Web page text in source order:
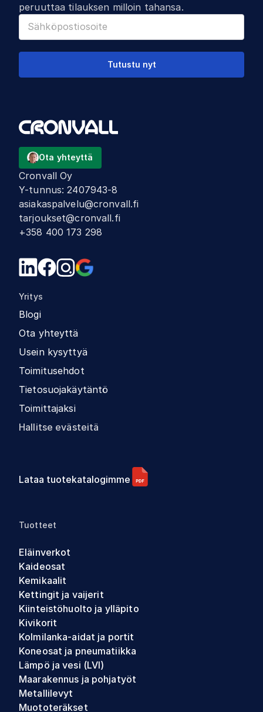
peruuttaa tilauksen milloin tahansa.
Tutustu nyt
Ota yhteyttä
Cronvall Oy
Y-tunnus:2407943-8
asiakaspalvelu@cronvall.fi
tarjoukset@cronvall.fi
+358 400 173 298
Yritys
Blogi
Ota yhteyttä
Usein kysyttyä
Toimitusehdot
Tietosuojakäytäntö
Toimittajaksi
Hallitse evästeitä
Lataa tuotekatalogimme
Tuotteet
Eläinverkot
Kaideosat
Kemikaalit
Kettingit ja vaijerit
Kiinteistöhuolto ja ylläpito
Kivikorit
Kolmilanka-aidat ja portit
Koneosat ja pneumatiikka
Lämpö ja vesi (LVI)
Maarakennus ja pohjatyöt
Metallilevyt
Muototeräkset